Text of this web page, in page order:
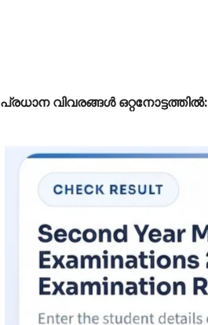
​പ്രധാന വിവരങ്ങൾ ഒറ്റനോട്ടത്തിൽ: